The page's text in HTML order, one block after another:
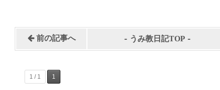
前の記事へ - うみ教日記TOP -
1 / 1 1